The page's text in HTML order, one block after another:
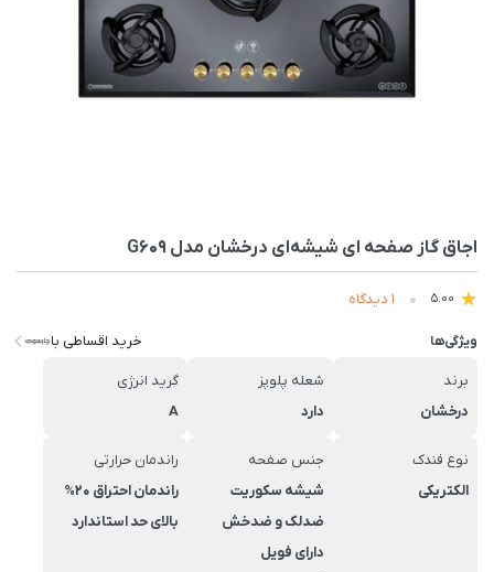
اجاق گاز صفحه ای شیشه‌ای درخشان مدل G609
5.00 1 دیدگاه
ویژگی‌ها خرید اقساطی با
برند
درخشان
شعله پلوپز
دارد
گرید انرژی
A
نوع فندک
الکتریکی
جنس صفحه
شیشه سکوریت
ضدلک و ضدخش
دارای فویل
راندمان حرارتی
راندمان احتراق 20%
بالای حد استاندارد